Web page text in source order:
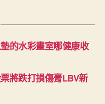
的水彩畫室哪健康收
將跌打損傷膏LBV新